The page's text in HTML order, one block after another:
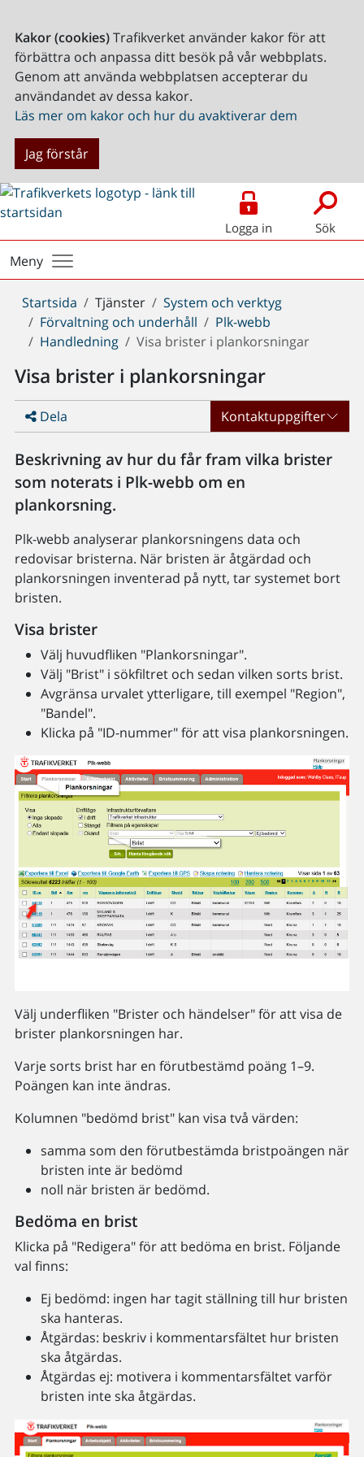
Kakor (cookies)Trafikverket använder kakor för att
förbättra och anpassa ditt besök på vår webbplats.
Genom att använda webbplatsen accepterar du
användandet av dessa kakor.
Läs mer om kakor och hur du avaktiverar dem
Jag förstår
Logga in Sök
Meny
Du
är
här:
Startsida Tjänster
System och verktyg
Förvaltning och underhåll
Plk-webb
Handledning
Visa brister i plankorsningar
Visa brister i plankorsningar
Dela Kontaktuppgifter
Beskrivning av hur du får fram vilka brister
som noterats i Plk-webb om en
plankorsning.
Plk-webb analyserar plankorsningens data och
redovisar bristerna. När bristen är åtgärdad och
plankorsningen inventerad på nytt, tar systemet bort
bristen.
Visa brister
Välj huvudfliken "Plankorsningar".
Välj "Brist" i sökfiltret och sedan vilken sorts brist.
Avgränsa urvalet ytterligare, till exempel "Region",
"Bandel".
Klicka på "ID-nummer" för att visa plankorsningen.
Välj underfliken "Brister och händelser" för att visa de
brister plankorsningen har.
Varje sorts brist har en förutbestämd poäng 1–9.
Poängen kan inte ändras.
Kolumnen "bedömd brist" kan visa två värden:
samma som den förutbestämda bristpoängen när
bristen inte är bedömd
noll när bristen är bedömd.
Bedöma en brist
Klicka på "Redigera" för att bedöma en brist. Följande
val finns:
Ej bedömd: ingen har tagit ställning till hur bristen
ska hanteras.
Åtgärdas: beskriv i kommentarsfältet hur bristen
ska åtgärdas.
Åtgärdas ej: motivera i kommentarsfältet varför
bristen inte ska åtgärdas.